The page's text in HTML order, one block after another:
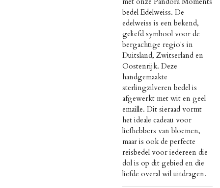
bedel Edelweiss. De
edelweiss is een bekend,
geliefd symbool voor de
bergachtige regio's in
Duitsland, Zwitserland en
Oostenrijk. Deze
handgemaakte
sterlingzilveren bedel is
afgewerkt met wit en geel
emaille. Dit sieraad vormt
het ideale cadeau voor
liefhebbers van bloemen,
maar is ook de perfecte
reisbedel voor iedereen die
dol is op dit gebied en die
liefde overal wil uitdragen.